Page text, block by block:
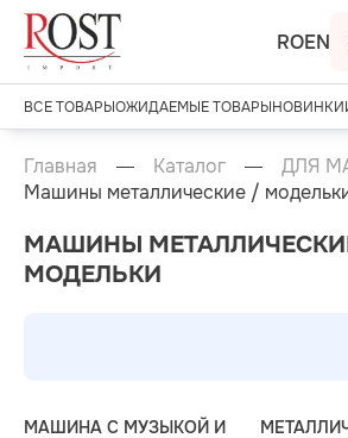
ROEN
ВСЕ ТОВАРЫОЖИДАЕМЫЕ ТОВАРЫНОВИНКИ
Главная Каталог
ДЛЯ
Машины металлические /
МАШИНЫ
МОДЕЛЬКИ
МАШИНА С МУЗЫКОЙ И